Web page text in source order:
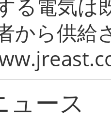
る電気は
から供給
ュース